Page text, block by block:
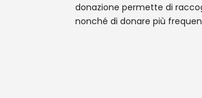
donazione permette di
nonché di donare più